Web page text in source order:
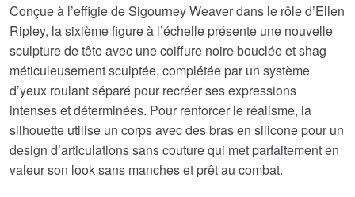
Conçue à l’effigie de Sigourney Weaver dans le rôle d’Ellen
Ripley, la sixième figure à l’échelle présente une nouvelle
sculpture de tête avec une coiffure noire bouclée et shag
méticuleusement sculptée, complétée par un système
d’yeux roulant séparé pour recréer ses expressions
intenses et déterminées. Pour renforcer le réalisme, la
silhouette utilise un corps avec des bras en silicone pour un
design d’articulations sans couture qui met parfaitement en
valeur son look sans manches et prêt au combat.